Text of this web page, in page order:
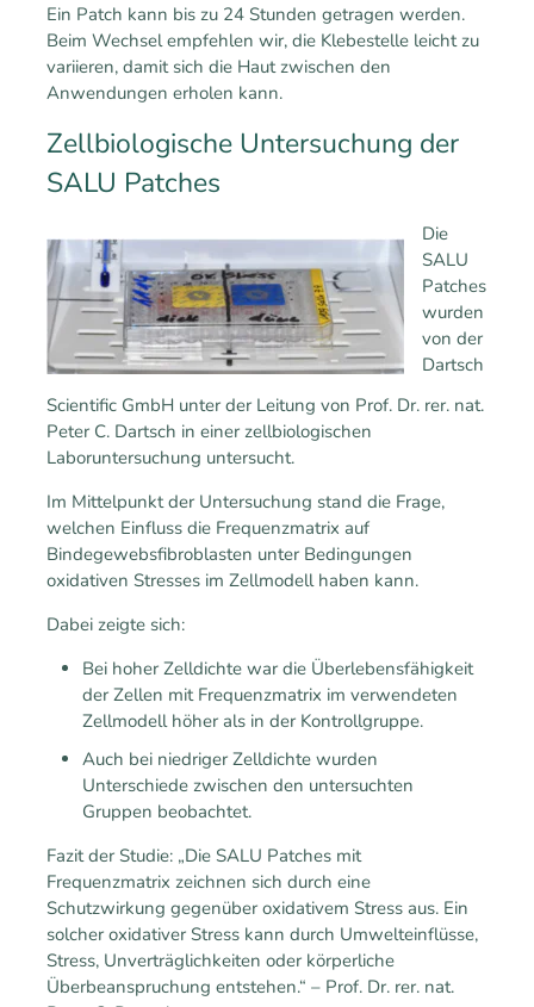
Ein Patch kann bis zu 24 Stunden getragen werden.
Beim Wechsel empfehlen wir, die Klebestelle leicht zu
variieren, damit sich die Haut zwischen den
Anwendungen erholen kann.
Zellbiologische Untersuchung der
SALU Patches
Die
SALU
Patches
wurden
von der
Dartsch
Scientific GmbH unter der Leitung von Prof. Dr. rer. nat.
Peter C. Dartsch in einer zellbiologischen
Laboruntersuchung untersucht.
Im Mittelpunkt der Untersuchung stand die Frage,
welchen Einfluss die Frequenzmatrix auf
Bindegewebsfibroblasten unter Bedingungen
oxidativen Stresses im Zellmodell haben kann.
Dabei zeigte sich:
Bei hoher Zelldichte war die Überlebensfähigkeit
der Zellen mit Frequenzmatrix im verwendeten
Zellmodell höher als in der Kontrollgruppe.
Auch bei niedriger Zelldichte wurden
Unterschiede zwischen den untersuchten
Gruppen beobachtet.
Fazit der Studie: „Die SALU Patches mit
Frequenzmatrix zeichnen sich durch eine
Schutzwirkung gegenüber oxidativem Stress aus. Ein
solcher oxidativer Stress kann durch Umwelteinflüsse,
Stress, Unverträglichkeiten oder körperliche
Überbeanspruchung entstehen.“ – Prof. Dr. rer. nat.